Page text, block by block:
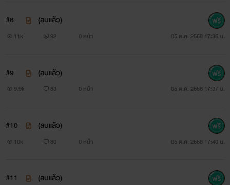
หญิงสาวรู้สึกมึนงงที่จู่ๆก็โดนร่างสูงบึกบึนผลักนอนลงบนเตียง
ใหญ่และตามด้วยร่างสูงที่ทาบทับลงมา
“เงียบน่า!!” เสียงตวาดไม่เบานักข้างหูทำให้หญิงสาวยิ่งตื่นกลัว
#8 (ลบแล้ว)
11k 92 0 หน้า 05 ต.ค. 2558 17:36 น.
#9 (ลบแล้ว)
9.9k 83 0 หน้า 05 ต.ค. 2558 17:37 น.
#10 (ลบแล้ว)
10k 80 0 หน้า 05 ต.ค. 2558 17:40 น.
#11 (ลบแล้ว)